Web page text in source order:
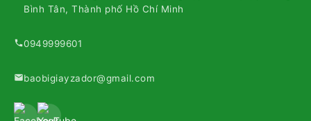
Bình Tân, Thành phố Hồ Chí Minh
0949999601
baobigiayzador@gmail.com